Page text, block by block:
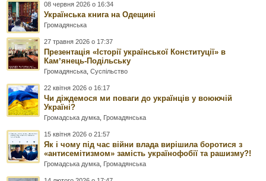
08 червня 2026 о 16:34
Українська книга на Одещині
Громадянська
27 травня 2026 о 17:37
Презентація «Історії української Конституції» в
Камʼянець-Подільську
Громадянська ,Суспільство
22 квітня 2026 о 16:17
Чи діждемося ми поваги до українців у воюючій
Україні?
Громадська думка Громадянська
15 квітня 2026 о 21:57
Як і чому під час війни влада вирішила боротися з
«антисемітизмом» замість українофобії та рашизму?!
Громадська думка Громадянська